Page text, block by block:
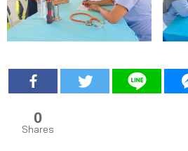
0
Shares